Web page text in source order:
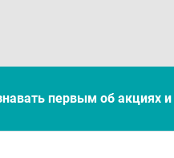
первым об акцияx